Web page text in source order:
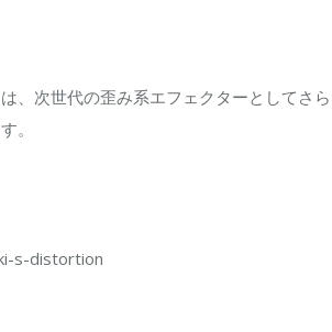
、次世代の歪み系エフェクターとしてさ
。
s-distortion